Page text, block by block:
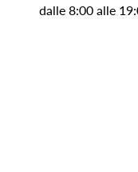
dalle 8:00 alle